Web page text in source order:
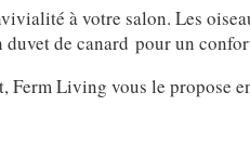
à votre salon. Les
duvet de canard pour un
Ferm Living vous le propose